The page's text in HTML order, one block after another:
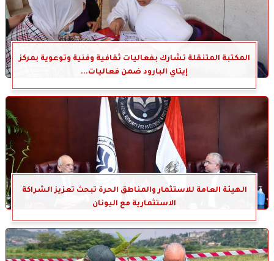
المكتبة المتنقلة تشارك بفعاليات ثقافية وفنية وتوعوية بمركز
إيتاي البارود ضمن فعاليات...
الهيئة العامة للاستثمار والمناطق الحرة تبحث تعزيز الشراكة
الاستثمارية مع اليونان